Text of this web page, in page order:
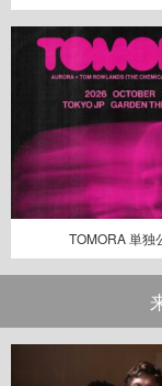
TOMORA 単独